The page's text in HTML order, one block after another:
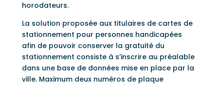
horodateurs.
La solution proposée aux titulaires de cartes de
stationnement pour personnes handicapées
afin de pouvoir conserver la gratuité du
stationnement consiste à s’inscrire au préalable
dans une base de données mise en place par la
ville. Maximum deux numéros de plaque